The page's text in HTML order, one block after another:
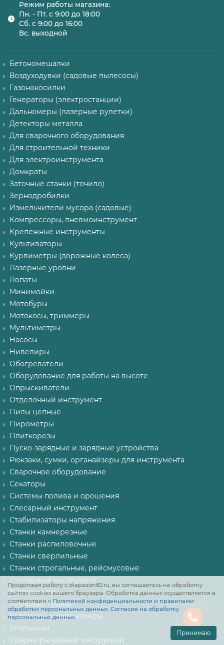
Продолжая работу с diapazon82.ru, вы соглашаетесь на обработку
сайтом cookies вашего браузера. Обработка данных осуществляется в
соответствии сПолитикой конфиденциальности и правилами
обработки персональных данных. Согласие на обработку
персональных данных.
Принимаю
Режим работы магазина:
Пн. - Пт. с 9:00 до 18:00
Сб. с 9:00 до 16:00
Вс. выходной
Бетономешалки
Воздуходувки (садовые пылесосы)
Газонокосилки
Генераторы (электростанции)
Дальномеры (лазерные рулетки)
Детекторы металла
Для сварочного оборудования
Для строительной техники
Для электроинструмента
Домкраты
Заточные станки (точило)
Зернодробилки
Измельчители мусора (садовые)
Компрессоры, пневмоинструмент
Крепёжные инструменты
Культиваторы
Курвиметры (дорожные колеса)
Лазерные уровни
Лопаты
Минимойки
Мотобуры
Мотокосы, триммеры
Мультиметры
Насосы
Нивелиры
Обогреватели
Оборудование для работы на высоте
Опрыскиватели
Отделочный инструмент
Пилы цепные
Пирометры
Плиткорезы
Пуско-зарядные и зарядные устройства
Рюкзаки, сумки, органайзеры для инструмента
Сварочное оборудование
Секаторы
Системы полива и орошения
Слесарный инструмент
Стабилизаторы напряжения
Станки камнерезные
Станки распиловочные
Станки сверлильные
Станки строгальные, рейсмусовые
Столярный инструмент
Тепловизоры
Тепловые пушки
Угломеры и уклономеры
Угольники
Ударно-рычажный инструмент